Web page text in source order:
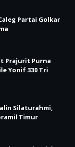
Partai Golkar
Prajurit Purna
Yonif 330 Tri
Silaturahmi,
Timur